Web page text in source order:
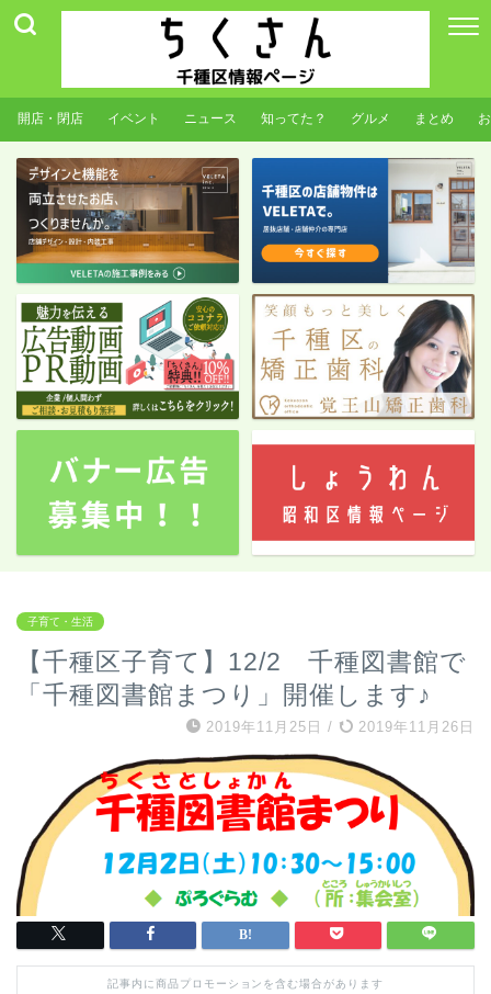
開店・閉店 イベント ニュース 知ってた？ グルメ まとめ
子育て・生活
【千種区子育て】12/2 千種図書館で
「千種図書館まつり」開催します♪
2019年11月25日 / 2019年11月26日
記事内に商品プロモーションを含む場合があります